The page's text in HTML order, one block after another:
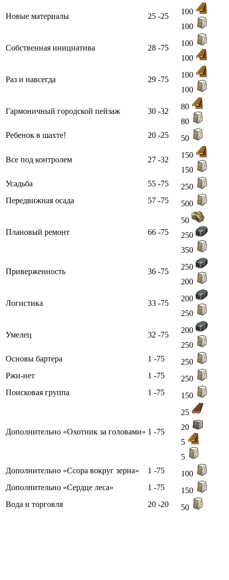
Новые материалы 25 -25
100
100
Собственная инициатива 28 -75
100
100
Раз и навсегда 29 -75
100
100
Гармоничный городской пейзаж 30 -32
80
80
Ребенок в шахте!
20 -25 50
Все под контролем 27 -32
150
150
Усадьба
55 -75
250
Передвижная осада
57 -75 500
Плановый ремонт 66 -75
50
250
350
Приверженность 36 -75
250
200
Логистика 33 -75
200
250
Умелец 32 -75
200
250
Основы бартера
1 -75
250
Ржи-нет
1 -75
250
Поисковая группа
1 -75 150
Дополнительно «Охотник за головами» 1 -75
25
20
5
5
Дополнительно «Ссора вокруг зерна»
1 -75
100
Дополнительно «Сердце леса»
1 -75
150
Вода и торговля
20 -20 50